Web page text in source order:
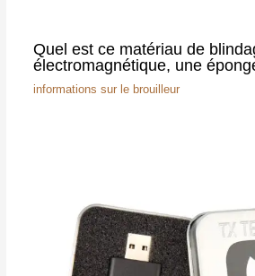
Quel est ce matériau de
électromagnétique, une
informations sur le brouilleur